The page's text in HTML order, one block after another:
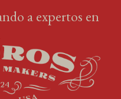
a expertos en